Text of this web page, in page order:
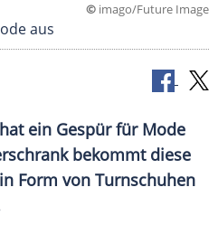
© imago/Future Image
aus
hat ein Gespür für Mode
bekommt diese
Form von Turnschuhen